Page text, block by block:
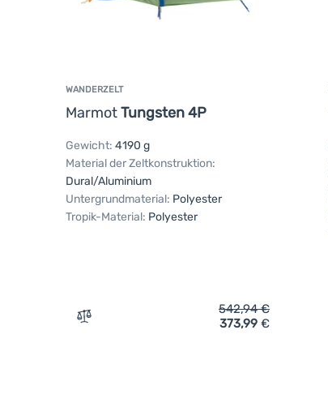
WANDERZELT
MarmotTungsten 4P
Gewicht: 4190 g
Material der Zeltkonstruktion:
Dural/Aluminium
Untergrundmaterial: Polyester
Tropik-Material: Polyester
Vergleichen
542,94€
373,99 €